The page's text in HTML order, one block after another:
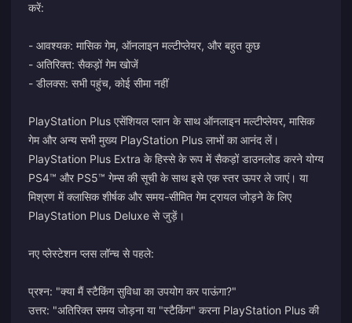
करें:
- आवश्यक: मासिक गेम, ऑनलाइन मल्टीप्लेयर, और बहुत कुछ
- अतिरिक्त: सैकड़ों गेम खोजें
- डीलक्स: सभी पहुंच, कोई सीमा नहीं
PlayStation Plus एसेंशियल प्लान के साथ ऑनलाइन मल्टीप्लेयर, मासिक
गेम और अन्य सभी मुख्य PlayStation Plus लाभों का आनंद लें।
PlayStation Plus Extra के हिस्से के रूप में सैकड़ों डाउनलोड करने योग्य
PS4™ और PS5™ गेम्स की सूची के साथ इसे एक स्तर ऊपर ले जाएं। या
मिश्रण में क्लासिक शीर्षक और समय-सीमित गेम ट्रायल जोड़ने के लिए
PlayStation Plus Deluxe से जुड़ें।
नए प्लेस्टेशन प्लस लॉन्च से पहले:
प्रश्न: "क्या मैं स्टैकिंग सुविधा का उपयोग कर पाऊंगा?"
उत्तर: "अतिरिक्त समय जोड़ना या "स्टैकिंग" करना PlayStation Plus की